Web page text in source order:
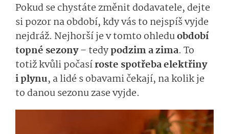
Pokud se chystáte změnit dodavatele, dejte
si pozor na období, kdy vás to nejspíš vyjde
nejdráž. Nejhorší je v tomto ohleduobdobí
topné sezony– tedypodzim a zima. To
totiž kvůli počasíroste spotřeba elektřiny
i plynu, a lidé s obavami čekají, na kolik je
to danou sezonu zase vyjde.